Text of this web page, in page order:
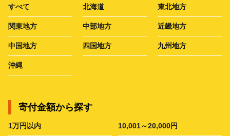
すべて 北海道 東北地方
関東地方 中部地方 近畿地方
中国地方 四国地方 九州地方
沖縄
寄付金額から探す
1万円以内 10,001～20,000円